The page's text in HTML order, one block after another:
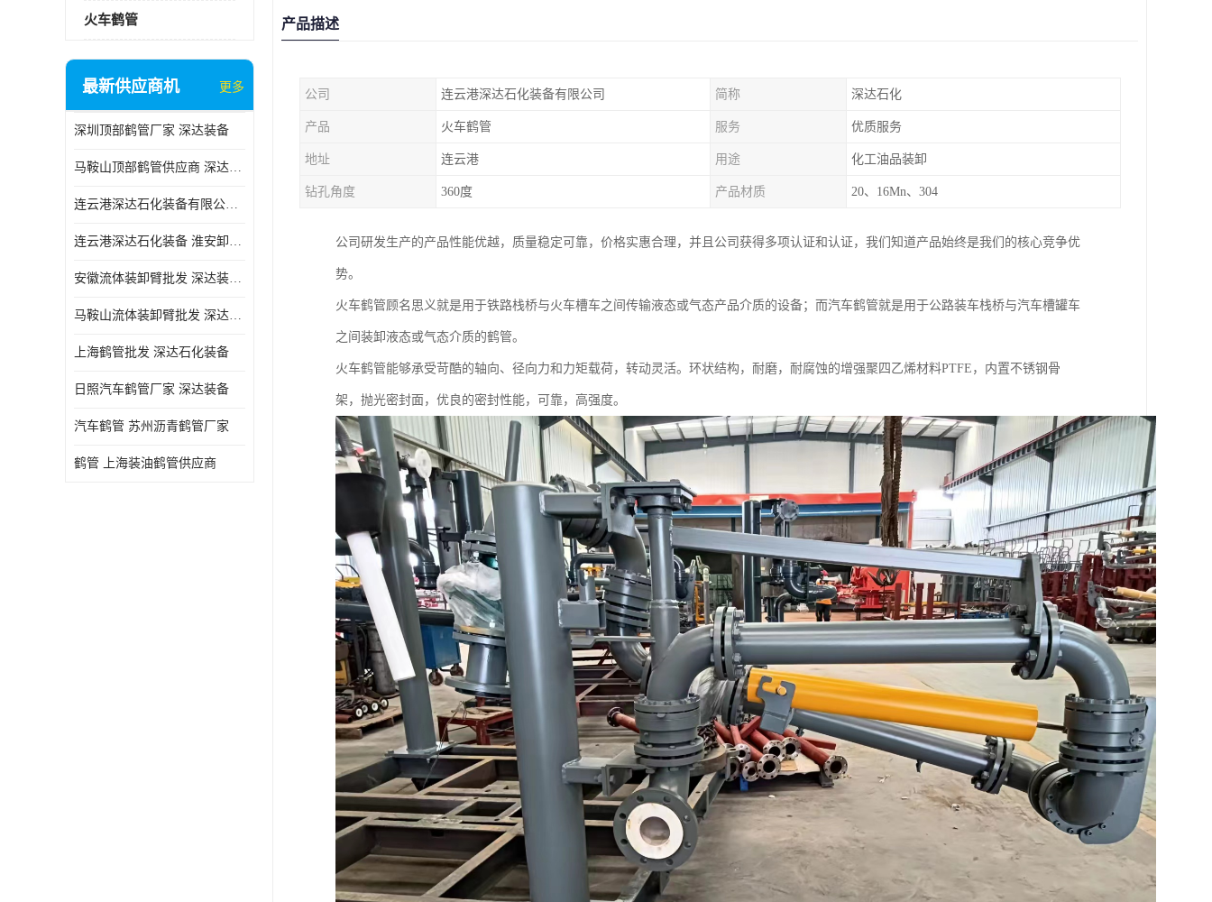
火车鹤管
最新供应商机 更多
深圳顶部鹤管厂家 深达装备
马鞍山顶部鹤管供应商 深达装备
连云港深达石化装备有限公司 嘉兴低温鹤管厂
连云港深达石化装备 淮安卸车鹤管电话
安徽流体装卸臂批发 深达装备 节能环保
马鞍山流体装卸臂批发 深达装备 节能环保
上海鹤管批发 深达石化装备
日照汽车鹤管厂家 深达装备
汽车鹤管 苏州沥青鹤管厂家
鹤管 上海装油鹤管供应商
产品描述
公司 连云港深达石化装备有限公司 简称 深达石化
产品 火车鹤管 服务 优质服务
地址 连云港 用途 化工油品装卸
钻孔角度 360度 产品材质 20、16Mn、304
公司研发生产的产品性能优越，质量稳定可靠，价格实惠合理，并且公司获得多项认证和认证，我们知道产品始终是我们的核心竞争优
势。
火车鹤管顾名思义就是用于铁路栈桥与火车槽车之间传输液态或气态产品介质的设备；而汽车鹤管就是用于公路装车栈桥与汽车槽罐车
之间装卸液态或气态介质的鹤管。
火车鹤管能够承受苛酷的轴向、径向力和力矩载荷，转动灵活。环状结构，耐磨，耐腐蚀的增强聚四乙烯材料PTFE，内置不锈钢骨
架，抛光密封面，优良的密封性能，可靠，高强度。